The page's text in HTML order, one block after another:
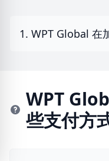
1. WPT Global 在
WPT
些支付方